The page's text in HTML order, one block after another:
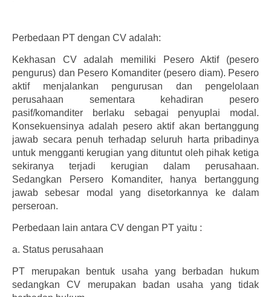
Perbedaan PT dengan CV adalah:
Kekhasan CV adalah memiliki Pesero Aktif (pesero
pengurus) dan Pesero Komanditer (pesero diam). Pesero
aktif menjalankan pengurusan dan pengelolaan
perusahaan sementara kehadiran pesero
pasif/komanditer berlaku sebagai penyuplai modal.
Konsekuensinya adalah pesero aktif akan bertanggung
jawab secara penuh terhadap seluruh harta pribadinya
untuk mengganti kerugian yang dituntut oleh pihak ketiga
sekiranya terjadi kerugian dalam perusahaan.
Sedangkan Persero Komanditer, hanya bertanggung
jawab sebesar modal yang disetorkannya ke dalam
perseroan.
Perbedaan lain antara CV dengan PT yaitu :
a. Status perusahaan
PT merupakan bentuk usaha yang berbadan hukum
sedangkan CV merupakan badan usaha yang tidak